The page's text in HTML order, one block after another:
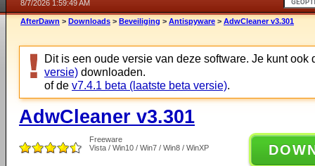
8/7/2026 1:59:49 AM
AfterDawn > Downloads > Beveiliging > Antispyware > AdwCleaner v3.301
Dit is een oude versie van deze software. Je kunt ook
versie) downloaden.
of de v7.4.1 beta (laatste beta versie).
AdwCleaner v3.301
Freeware
Vista / Win10 / Win7 / Win8 / WinXP